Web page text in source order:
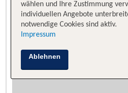
wählen und Ihre Zustimmung
individuellen Angebote
notwendige Cookies sind aktiv.
Impressum
Ablehnen